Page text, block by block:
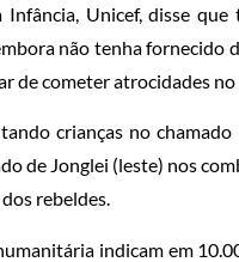
Unicef, disse
não tenha fornecido
de cometer atrocidades
crianças no
de Jonglei (leste) nos
rebeldes.
indicam em